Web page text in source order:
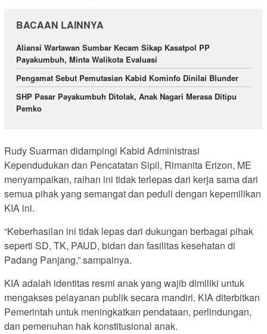
BACAAN LAINNYA
Aliansi Wartawan Sumbar Kecam Sikap Kasatpol PP
Payakumbuh, Minta Walikota Evaluasi
Pengamat Sebut Pemutasian Kabid Kominfo Dinilai Blunder
SHP Pasar Payakumbuh Ditolak, Anak Nagari Merasa Ditipu
Pemko
Rudy Suarman didampingi Kabid Administrasi
Kependudukan dan Pencatatan Sipil, Rimanita Erizon, ME
menyampaikan, raihan ini tidak terlepas dari kerja sama dari
semua pihak yang semangat dan peduli dengan kepemilikan
KIA ini.
“Keberhasilan ini tidak lepas dari dukungan berbagai pihak
seperti SD, TK, PAUD, bidan dan fasilitas kesehatan di
Padang Panjang,” sampainya.
KIA adalah identitas resmi anak yang wajib dimiliki untuk
mengakses pelayanan publik secara mandiri. KIA diterbitkan
Pemerintah untuk meningkatkan pendataan, perlindungan,
dan pemenuhan hak konstitusional anak.